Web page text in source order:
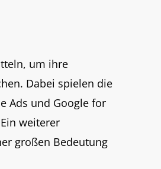
um ihre
Dabei spielen die
Ads und Google for
weiterer
großen Bedeutung